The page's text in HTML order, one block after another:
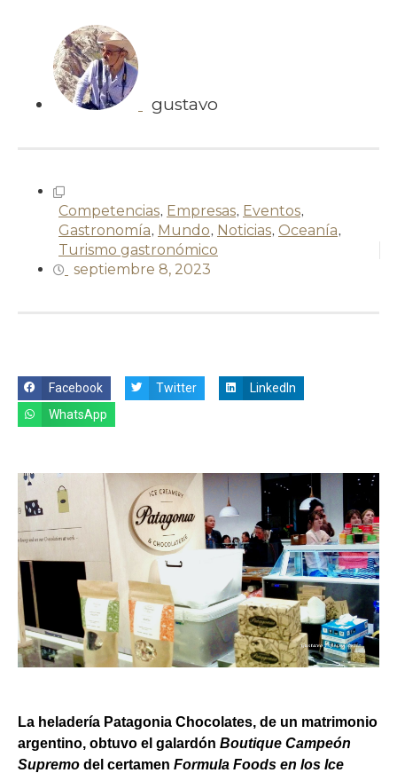
gustavo
Competencias, Empresas, Eventos,
Gastronomía, Mundo, Noticias, Oceanía,
Turismo gastronómico
septiembre 8, 2023
Facebook Twitter
LinkedIn
WhatsApp
La heladería Patagonia Chocolates, de un matrimonio
argentino, obtuvo el galardón Boutique Campeón
Supremo del certamen Formula Foods en los Ice